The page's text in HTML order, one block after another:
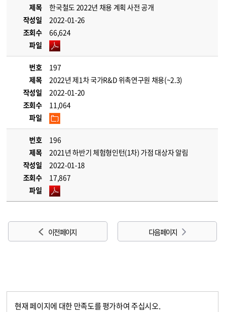
제목
한국철도 2022년 채용 계획 사전 공개
작성일
2022-01-26
조회수
66,624
파일
번호
197
제목
2022년 제1차 국가R&D 위촉연구원 채용(~2.3)
작성일
2022-01-20
조회수
11,064
파일
번호
196
제목
2021년 하반기 체험형인턴(1차) 가점 대상자 알림
작성일
2022-01-18
조회수
17,867
파일
이전 페이지 다음 페이지
현재 페이지에 대한 만족도를 평가하여 주십시오.